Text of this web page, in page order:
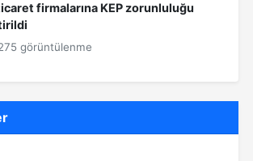
firmalarına KEP zorunluluğu
görüntülenme